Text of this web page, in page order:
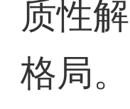
质性
格局。